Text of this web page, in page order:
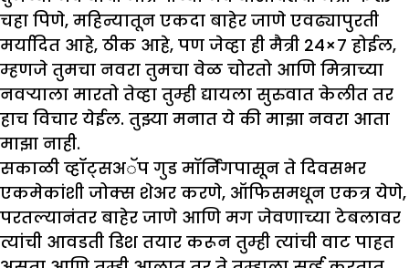
चहा पिणे, महिन्यातून एकदा बाहेर जाणे एवढ्यापुरती
मर्यादित आहे, ठीक आहे, पण जेव्हा ही मैत्री 24×7 होईल,
म्हणजे तुमचा नवरा तुमचा वेळ चोरतो आणि मित्राच्या
नवर्‍याला मारतो तेव्हा तुम्ही द्यायला सुरुवात केलीत तर
हाच विचार येईल. तुझ्या मनात ये की माझा नवरा आता
माझा नाही.
सकाळी व्हॉट्सअॅप गुड मॉर्निंगपासून ते दिवसभर
एकमेकांशी जोक्स शेअर करणे, ऑफिसमधून एकत्र येणे,
परतल्यानंतर बाहेर जाणे आणि मग जेवणाच्या टेबलावर
त्यांची आवडती डिश तयार करून तुम्ही त्यांची वाट पाहत